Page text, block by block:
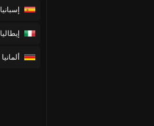
إسبانيا
إيطاليا
ألمانيا